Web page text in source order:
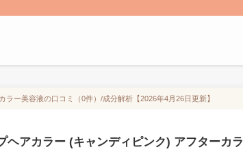
ー美容液の口コミ（0件）/成分解析【2026年4月26日更新】
アカラー (キャンディピンク) アフターカラ